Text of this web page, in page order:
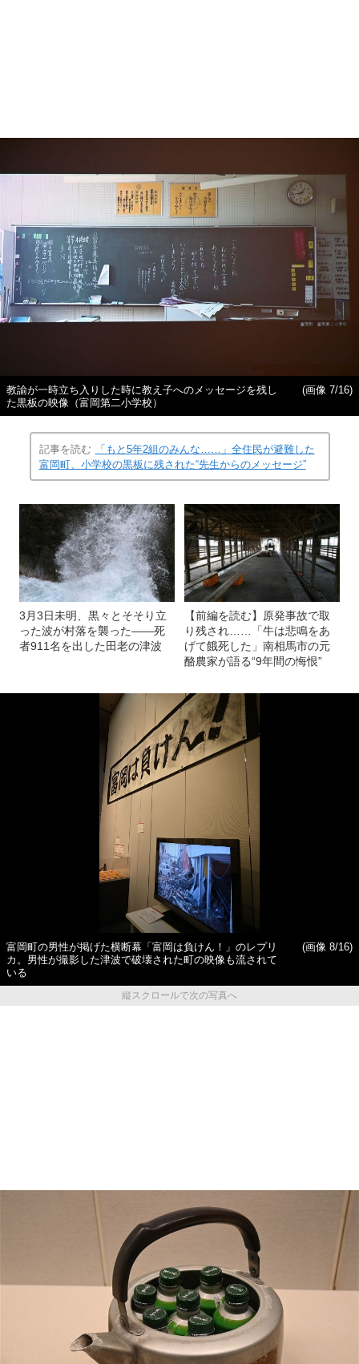
教諭が一時立ち入りした時に教え子へのメッセージを残し
た黒板の映像（富岡第二小学校）
(画像 7/16)
記事を読む
「もと5年2組のみんな……」全住民が避難した
富岡町、小学校の黒板に残された“先生からのメッセージ”
3月3日未明、黒々とそそり立
った波が村落を襲った――死
者911名を出した田老の津波
【前編を読む】原発事故で取
り残され……「牛は悲鳴をあ
げて餓死した」南相馬市の元
酪農家が語る“9年間の悔恨”
富岡町の男性が掲げた横断幕「富岡は負けん！」のレプリ
カ。男性が撮影した津波で破壊された町の映像も流されて
いる
(画像 8/16)
縦スクロールで次の写真へ